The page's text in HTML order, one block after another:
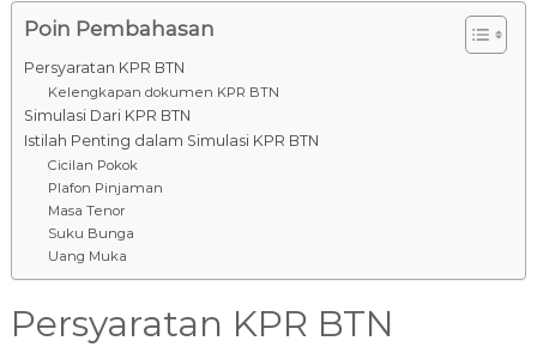
Poin Pembahasan
Persyaratan KPR BTN
Kelengkapan dokumen KPR BTN
Simulasi Dari KPR BTN
Istilah Penting dalam Simulasi KPR BTN
Cicilan Pokok
Plafon Pinjaman
Masa Tenor
Suku Bunga
Uang Muka
Persyaratan KPR BTN